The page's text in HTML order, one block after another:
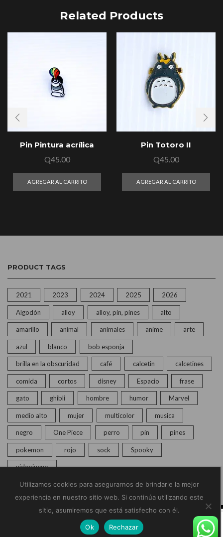
Related Products
Pin Pintura acrílica
Q45.00
AGREGAR AL CARRITO
Pin Totoro II
Q45.00
AGREGAR AL CARRITO
PRODUCT TAGS
2021 2023 2024 2025 2026
Algodón alloy alloy, pin, pines alto
amarillo animal animales anime arte
azul blanco bob esponja
brilla en la obscuridad café calcetin calcetines
comida cortos disney Espacio frase
gato ghibli hombre humor Marvel
medio alto mujer multicolor musica
negro One Piece perro pin pines
pokemon rojo sock Spooky
videojuego
© Copyright 2020 – 2025 | Monkey Socks | Todos los
derechos reservados | Políticas de Privacidad
Calcetines Pines Chat en vivo
Utilizamos cookies para asegurarnos de brindarle la mejor
experiencia en nuestro sitio web. Si continúa utilizando este
sitio, asumiremos que está satisfecho con él.
Ok Rechazar